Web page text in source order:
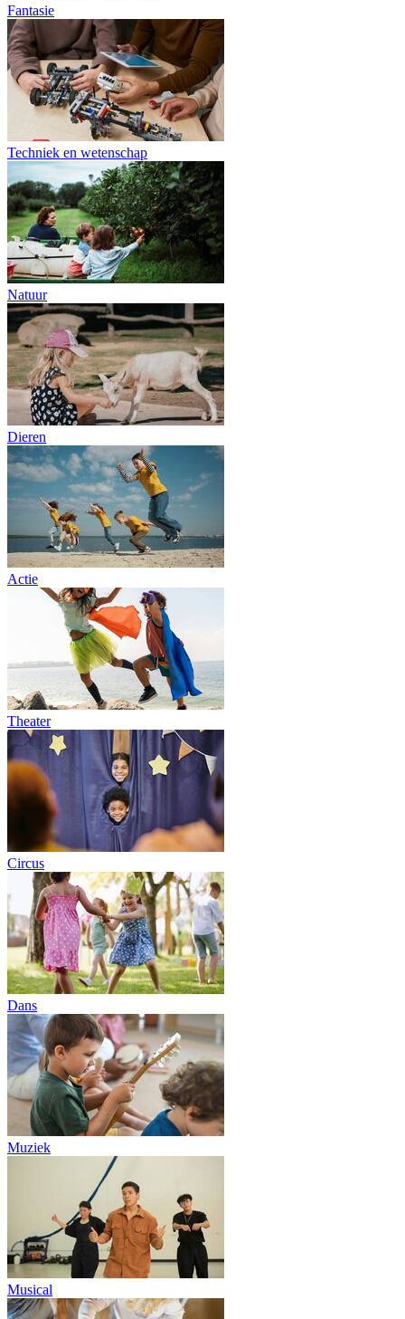
Fantasie
Techniek en wetenschap
Natuur
Dieren
Actie
Theater
Circus
Dans
Muziek
Musical